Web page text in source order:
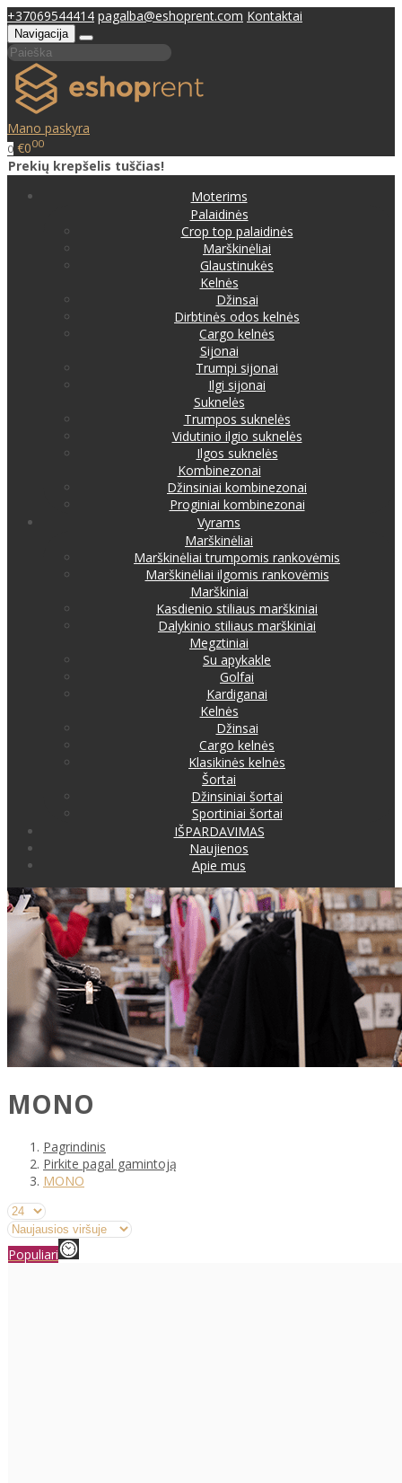
+37069544414 pagalba@eshoprent.com Kontaktai
Navigacija
Mano paskyra
0 €000
Prekių krepšelis tuščias!
Moterims
Palaidinės
Crop top palaidinės
Marškinėliai
Glaustinukės
Kelnės
Džinsai
Dirbtinės odos kelnės
Cargo kelnės
Sijonai
Trumpi sijonai
Ilgi sijonai
Suknelės
Trumpos suknelės
Vidutinio ilgio suknelės
Ilgos suknelės
Kombinezonai
Džinsiniai kombinezonai
Proginiai kombinezonai
Vyrams
Marškinėliai
Marškinėliai trumpomis rankovėmis
Marškinėliai ilgomis rankovėmis
Marškiniai
Kasdienio stiliaus marškiniai
Dalykinio stiliaus marškiniai
Megztiniai
Su apykakle
Golfai
Kardiganai
Kelnės
Džinsai
Cargo kelnės
Klasikinės kelnės
Šortai
Džinsiniai šortai
Sportiniai šortai
IŠPARDAVIMAS
Naujienos
Apie mus
MONO
Pagrindinis
Pirkite pagal gamintoją
MONO
Populiari